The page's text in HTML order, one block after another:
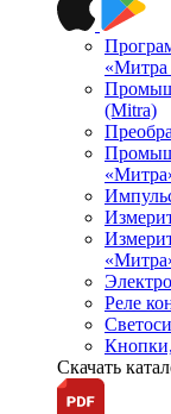
«Митра
(Mitra)
Реле
Скачать